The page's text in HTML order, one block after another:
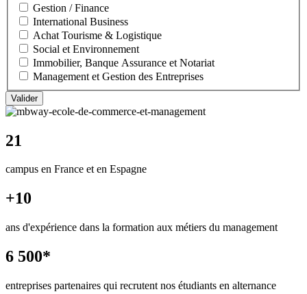
Gestion / Finance
International Business
Achat Tourisme & Logistique
Social et Environnement
Immobilier, Banque Assurance et Notariat
Management et Gestion des Entreprises
21
campus en France et en Espagne
+10
ans d'expérience dans la formation aux métiers du management
6 500*
entreprises partenaires qui recrutent nos étudiants en alternance